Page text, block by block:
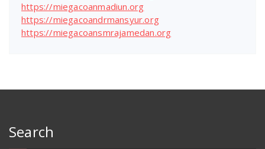
https://miegacoanmadiun.org
https://miegacoandrmansyur.org
https://miegacoansmrajamedan.org
Search